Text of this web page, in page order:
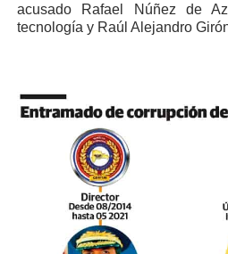
acusado Rafael Núñez de
tecnología y Raúl Alejandro